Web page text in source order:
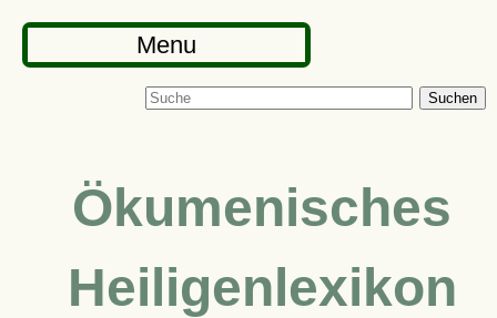
Menu
Suchen
Ökumenisches
Heiligenlexikon